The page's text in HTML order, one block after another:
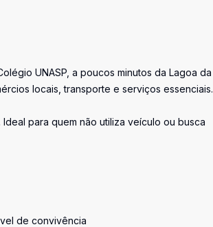
UNASP, a poucos minutos da Lagoa da
locais, transporte e serviços essenciais.
para quem não utiliza veículo ou busca
de convivência